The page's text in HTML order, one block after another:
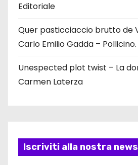
Editoriale
Quer pasticciaccio brutto de
Carlo Emilio Gadda –
Unespected plot twist – La
Carmen Laterza
Iscriviti alla nostra